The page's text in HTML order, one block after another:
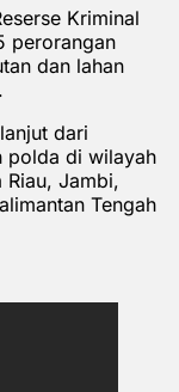
Kriminal
perorangan
dan lahan
dari
polda di wilayah
Jambi,
Tengah